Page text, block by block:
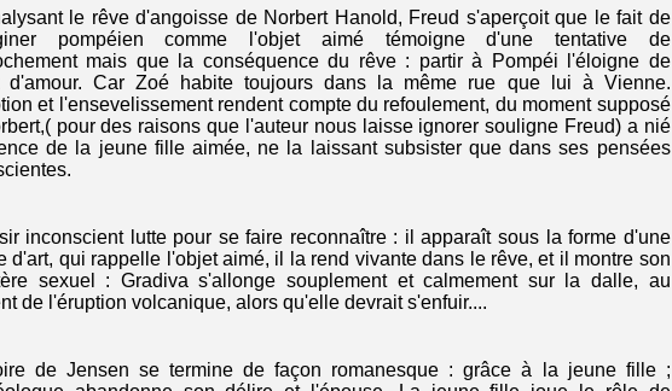
le rêve d'angoisse de Norbert Hanold, Freud s'aperçoit que le fait de
pompéien comme l'objet aimé témoigne d'une tentative de
mais que la conséquence du rêve : partir à Pompéi l'éloigne de
d'amour. Car Zoé habite toujours dans la même rue que lui à Vienne.
et l'ensevelissement rendent compte du refoulement, du moment supposé
pour des raisons que l'auteur nous laisse ignorer souligne Freud) a nié
de la jeune fille aimée, ne la laissant subsister que dans ses pensées
inconscient lutte pour se faire reconnaître : il apparaît sous la forme d'une
d'art, qui rappelle l'objet aimé, il la rend vivante dans le rêve, et il montre son
sexuel : Gradiva s'allonge souplement et calmement sur la dalle, au
de l'éruption volcanique, alors qu'elle devrait s'enfuir....
de Jensen se termine de façon romanesque : grâce à la jeune fille ;